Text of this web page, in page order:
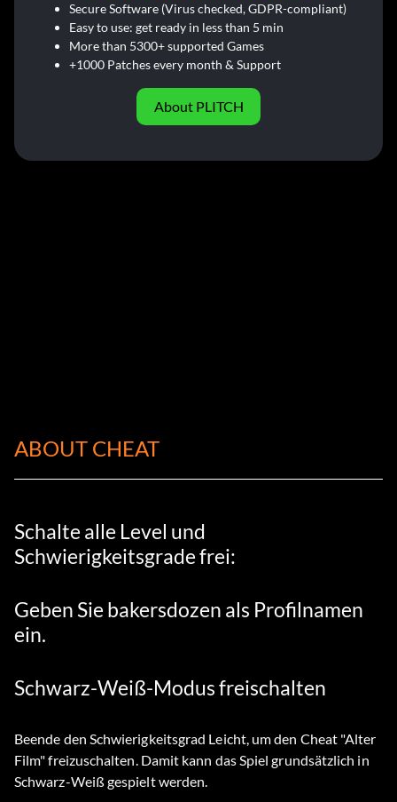
Secure Software (Virus checked, GDPR-compliant)
Easy to use: get ready in less than 5 min
More than 5300+ supported Games
+1000 Patches every month & Support
About PLITCH
ABOUT CHEAT
Schalte alle Level und
Schwierigkeitsgrade frei:
Geben Sie bakersdozen als Profilnamen
ein.
Schwarz-Weiß-Modus freischalten
Beende den Schwierigkeitsgrad Leicht, um den Cheat "Alter
Film" freizuschalten. Damit kann das Spiel grundsätzlich in
Schwarz-Weiß gespielt werden.